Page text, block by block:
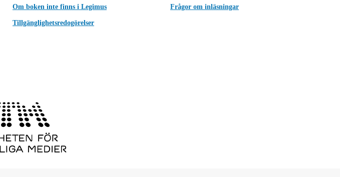
Om boken inte finns i Legimus
Tillgänglighetsredogörelser
Frågor om inläsningar